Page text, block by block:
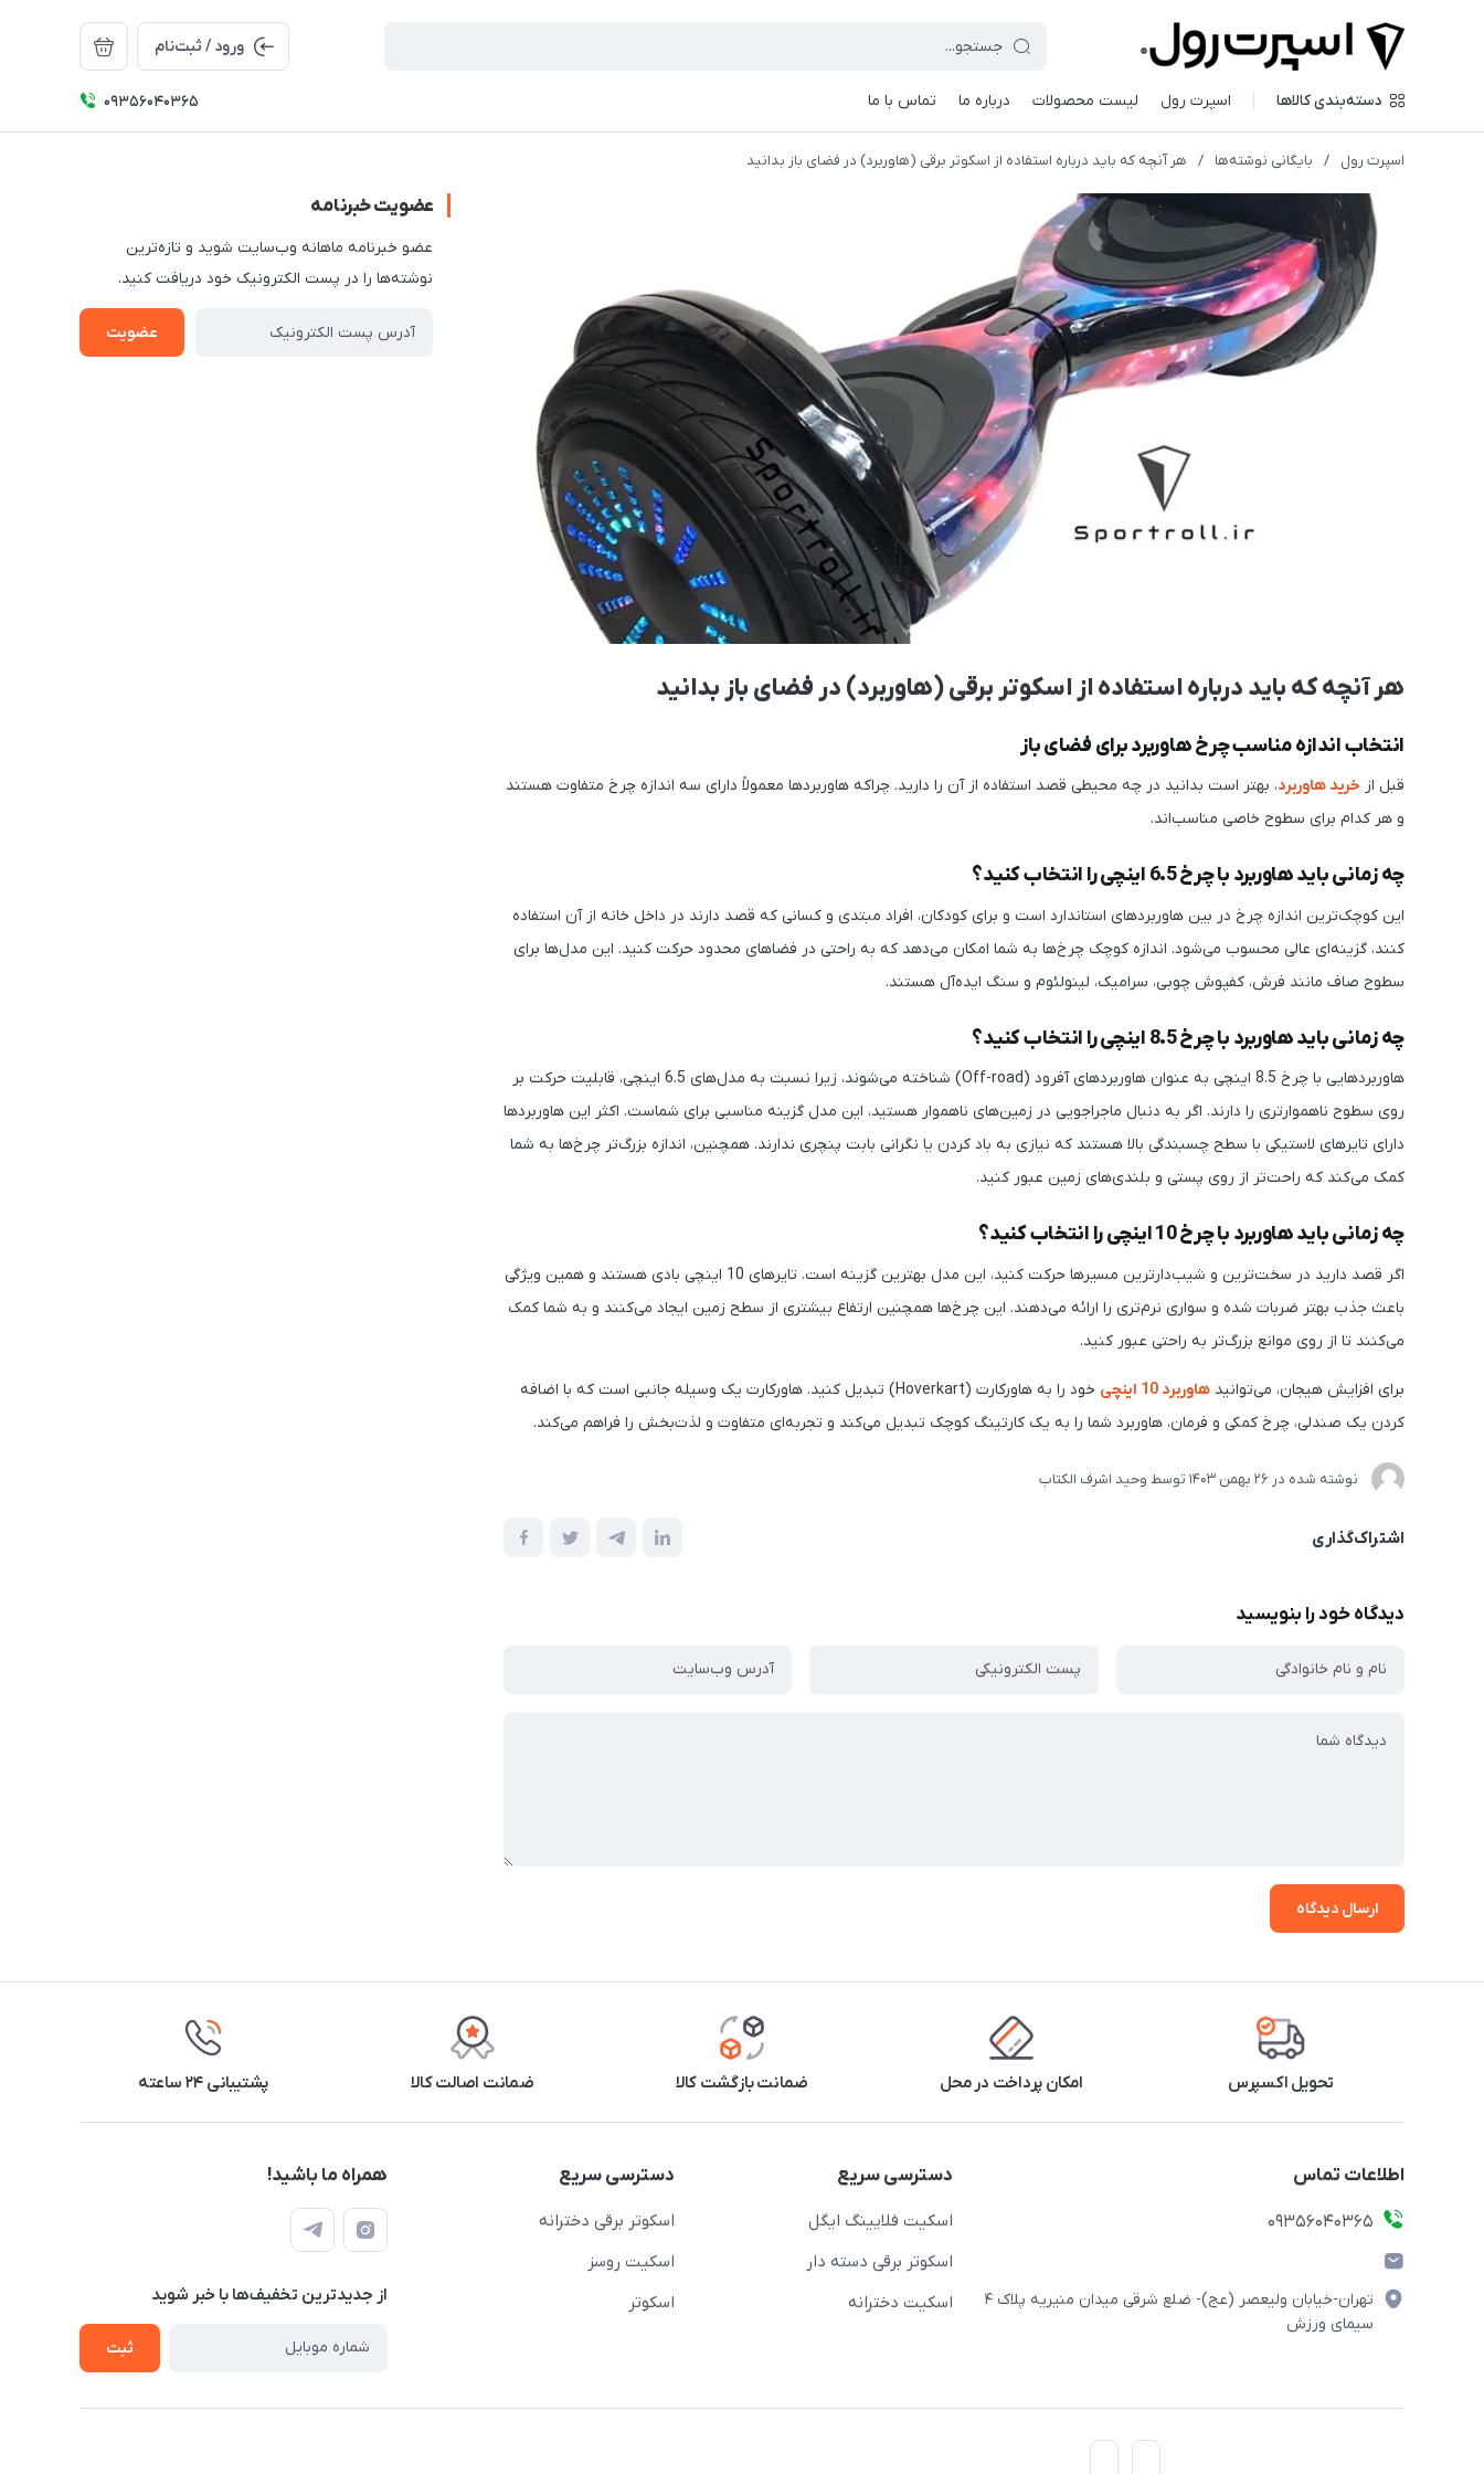
ورود / ثبت‌نام
دسته‌بندی کالاها اسپرت رول لیست محصولات درباره ما تماس با ما 09356040365
اسپرت رول / بایگانی نوشته‌ها / هر آنچه که باید درباره استفاده از اسکوتر برقی (هاوربرد) در فضای باز بدانید
هر آنچه که باید درباره استفاده از اسکوتر برقی (هاوربرد) در فضای باز بدانید
انتخاب اندازه مناسب چرخ هاوربرد برای فضای باز
قبل از خرید هاوربرد، بهتر است بدانید در چه محیطی قصد استفاده از آن را دارید. چراکه هاوربردها معمولاً دارای سه اندازه چرخ متفاوت هستند
و هر کدام برای سطوح خاصی مناسب‌اند.
چه زمانی باید هاوربرد با چرخ 6.5 اینچی را انتخاب کنید؟
این کوچک‌ترین اندازه چرخ در بین هاوربردهای استاندارد است و برای کودکان، افراد مبتدی و کسانی که قصد دارند در داخل خانه از آن استفاده
کنند، گزینه‌ای عالی محسوب می‌شود. اندازه کوچک چرخ‌ها به شما امکان می‌دهد که به راحتی در فضاهای محدود حرکت کنید. این مدل‌ها برای
سطوح صاف مانند فرش، کفپوش چوبی، سرامیک، لینولئوم و سنگ ایده‌آل هستند.
چه زمانی باید هاوربرد با چرخ 8.5 اینچی را انتخاب کنید؟
هاوربردهایی با چرخ 8.5 اینچی به عنوان هاوربردهای آفرود (Off-road) شناخته می‌شوند، زیرا نسبت به مدل‌های 6.5 اینچی، قابلیت حرکت بر
روی سطوح ناهموارتری را دارند. اگر به دنبال ماجراجویی در زمین‌های ناهموار هستید، این مدل گزینه مناسبی برای شماست. اکثر این هاوربردها
دارای تایرهای لاستیکی با سطح چسبندگی بالا هستند که نیازی به باد کردن یا نگرانی بابت پنچری ندارند. همچنین، اندازه بزرگ‌تر چرخ‌ها به شما
کمک می‌کند که راحت‌تر از روی پستی و بلندی‌های زمین عبور کنید.
چه زمانی باید هاوربرد با چرخ 10 اینچی را انتخاب کنید؟
اگر قصد دارید در سخت‌ترین و شیب‌دارترین مسیرها حرکت کنید، این مدل بهترین گزینه است. تایرهای 10 اینچی بادی هستند و همین ویژگی
باعث جذب بهتر ضربات شده و سواری نرم‌تری را ارائه می‌دهند. این چرخ‌ها همچنین ارتفاع بیشتری از سطح زمین ایجاد می‌کنند و به شما کمک
می‌کنند تا از روی موانع بزرگ‌تر به راحتی عبور کنید.
برای افزایش هیجان، می‌توانید هاوربرد 10 اینچی
خود را به هاورکارت (Hoverkart) تبدیل کنید. هاورکارت یک وسیله جانبی است که با اضافه
کردن یک صندلی، چرخ کمکی و فرمان، هاوربرد شما را به یک کارتینگ کوچک تبدیل می‌کند و تجربه‌ای متفاوت و لذت‌بخش را فراهم می‌کند.
نوشته شده در 26 بهمن 1403 توسط وحید اشرف الکتاب
اشتراک‌گذاری
دیدگاه خود را بنویسید
ارسال دیدگاه
عضویت خبرنامه
عضو خبرنامه ماهانه وب‌سایت شوید و تازه‌ترین
نوشته‌ها را در پست الکترونیک خود دریافت کنید.
عضویت
تحویل اکسپرس امکان پرداخت در محل ضمانت بازگشت کالا ضمانت اصالت کالا پشتیبانی ۲۴ ساعته
اطلاعات تماس
۰۹۳۵۶۰۴۰۳۶۵
تهران-خیابان ولیعصر (عج)- ضلع شرقی میدان منیریه پلاک ۴
سیمای ورزش
دسترسی سریع
اسکیت فلایینگ ایگل
اسکوتر برقی دسته دار
اسکیت دخترانه
دسترسی سریع
اسکوتر برقی دخترانه
اسکیت روسز
اسکوتر
همراه ما باشید!
از جدید‌ترین تخفیف‌ها با‌ خبر شوید
ثبت